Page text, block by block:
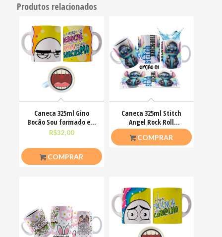
Produtos relacionados
Caneca 325ml Gino
Bocão Sou formado em
deboche com mestrado
R$32,00
COMPRAR
Caneca 325ml Stitch
Angel Rock Roll
Motoclub Motoqueiro
COMPRAR